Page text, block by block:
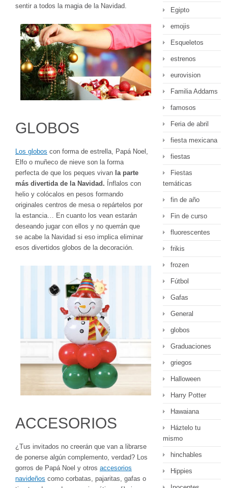
sentir a todos la magia de la Navidad.
GLOBOS
Los globos con forma de estrella, Papá Noel,
Elfo o muñeco de nieve son la forma
perfecta de que los peques vivan la parte
más divertida de la Navidad. Ínflalos con
helio y colócalos en pesos formando
originales centros de mesa o repártelos por
la estancia… En cuanto los vean estarán
deseando jugar con ellos y no querrán que
se acabe la Navidad si eso implica eliminar
esos divertidos globos de la decoración.
ACCESORIOS
¿Tus invitados no creerán que van a librarse
de ponerse algún complemento, verdad? Los
gorros de Papá Noel y otros accesorios
navideños como corbatas, pajaritas, gafas o
Egipto
emojis
Esqueletos
estrenos
eurovision
Familia Addams
famosos
Feria de abril
fiesta mexicana
fiestas
Fiestas
temáticas
fin de año
Fin de curso
fluorescentes
frikis
frozen
Fútbol
Gafas
General
globos
Graduaciones
griegos
Halloween
Harry Potter
Hawaiana
Háztelo tu
mismo
hinchables
Hippies